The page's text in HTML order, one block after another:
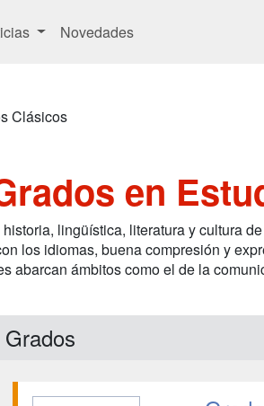
Novedades
Clásicos
en
lingüística, literatura y cultura
los idiomas, buena compresión y
abarcan ámbitos como el de la
Grados